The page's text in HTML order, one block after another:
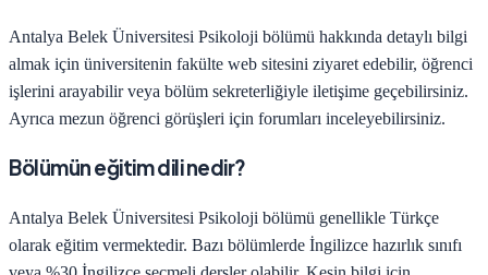
Antalya Belek Üniversitesi Psikoloji bölümü hakkında detaylı bilgi
almak için üniversitenin fakülte web sitesini ziyaret edebilir, öğrenci
işlerini arayabilir veya bölüm sekreterliğiyle iletişime geçebilirsiniz.
Ayrıca mezun öğrenci görüşleri için forumları inceleyebilirsiniz.
Bölümün eğitim dili nedir?
Antalya Belek Üniversitesi Psikoloji bölümü genellikle Türkçe
olarak eğitim vermektedir. Bazı bölümlerde İngilizce hazırlık sınıfı